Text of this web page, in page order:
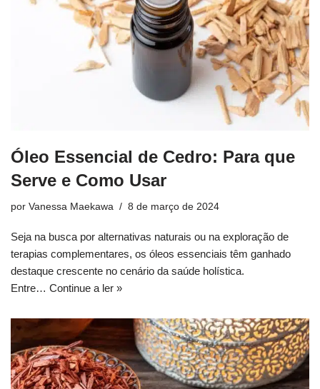
Óleo Essencial de Cedro: Para que
Serve e Como Usar
por Vanessa Maekawa 8 de março de 2024
Seja na busca por alternativas naturais ou na exploração de
terapias complementares, os óleos essenciais têm ganhado
destaque crescente no cenário da saúde holística.
Entre… Continue a ler »